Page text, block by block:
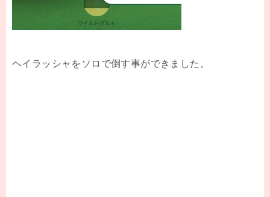
ヘイラッシャをソロで倒す事ができました。